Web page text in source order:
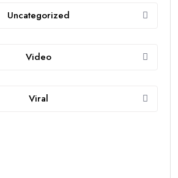
Uncategorized
Video
Viral